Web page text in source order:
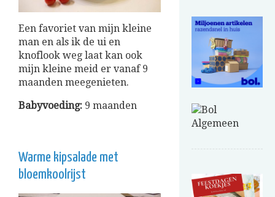
Een favoriet van mijn kleine
man en als ik de ui en
knoflook weg laat kan ook
mijn kleine meid er vanaf 9
maanden meegenieten.
Babyvoeding: 9 maanden
Warme kipsalade met
bloemkoolrijst